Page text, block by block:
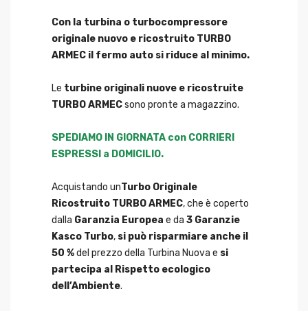
Con la turbina o turbocompressore
originale nuovo e ricostruito TURBO
ARMEC il fermo auto si riduce al minimo.
Le turbine originali nuove e ricostruite
TURBO ARMECsono pronte a magazzino.
SPEDIAMO IN GIORNATA con CORRIERI
ESPRESSI a DOMICILIO.
Acquistando unTurbo Originale
Ricostruito TURBO ARMEC, che è coperto
dalla Garanzia Europea e da 3 Garanzie
Kasco Turbo, si può risparmiare anche il
50 %del prezzo della Turbina Nuova e si
partecipa al Rispetto ecologico
dell’Ambiente.